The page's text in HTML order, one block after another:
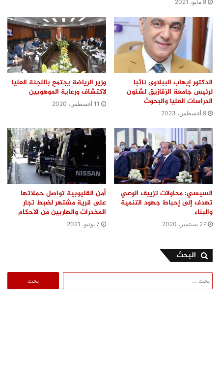
8 مايو، 2021
الدكتور إيهاب الببلاوى نائبا
لرئيس جامعة الزقازيق لشئون
الدراسات العليا والبحوث
9 أغسطس، 2023
وزير الرياضة يجتمع باللجنة العليا
لاكتشاف ورعاية الموهوبين
11 أغسطس، 2020
السيسي: محاولات تزييف الوعي
تهدف إلى إحباط جهود التنمية
والبناء
27 سبتمبر، 2020
أمن القليوبية تواصل حملاتها
على قرية مشتهر لضبط تجار
المخدرات والهاربين من الاحكام
7 يونيو، 2021
البحث
عن: